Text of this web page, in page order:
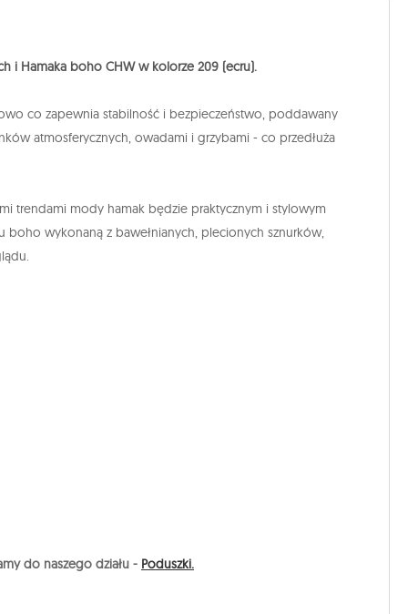
i Hamaka boho CHW w kolorze 209 (ecru).
co zapewnia stabilność i bezpieczeństwo, poddawany
atmosferycznych, owadami i grzybami - co przedłuża
trendami mody hamak będzie praktycznym i stylowym
wykonaną z bawełnianych, plecionych sznurków,
do naszego działu - Poduszki.